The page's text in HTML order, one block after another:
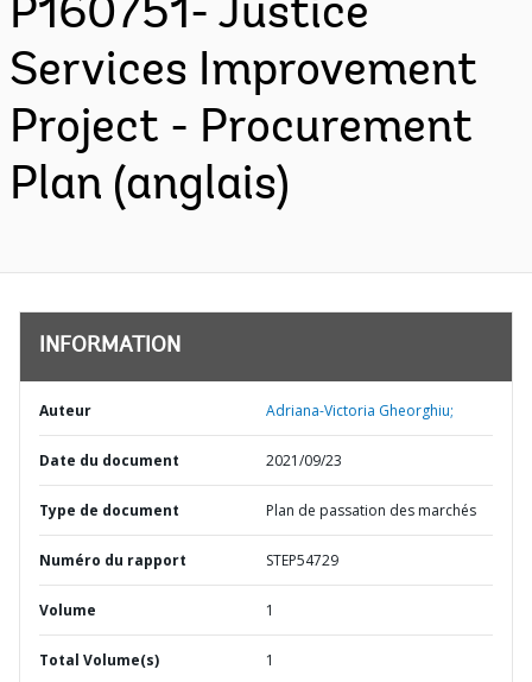
P160751- Justice
Services Improvement
Project - Procurement
Plan (anglais)
INFORMATION
Auteur Adriana-Victoria Gheorghiu;
Date du document 2021/09/23
Type de document Plan de passation des marchés
Numéro du rapport STEP54729
Volume 1
Total Volume(s) 1